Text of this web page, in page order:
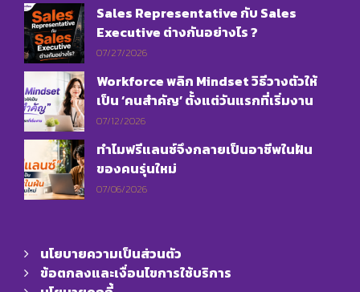
Sales Representative กับ Sales
Executive ต่างกันอย่างไร ?
07/27/2026
Workforce พลิก Mindset วิธีวางตัวให้
เป็น ‘คนสำคัญ’ ตั้งแต่วันแรกที่เริ่มงาน
07/12/2026
ทำไมฟรีแลนซ์จึงกลายเป็นอาชีพในฝัน
ของคนรุ่นใหม่
07/06/2026
นโยบายความเป็นส่วนตัว
ข้อตกลงและเงื่อนไขการใช้บริการ